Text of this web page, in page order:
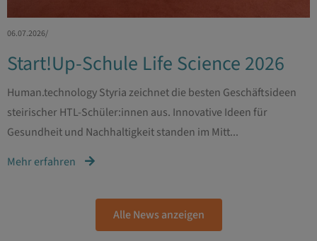
06.07.2026/
Start!Up-Schule Life Science 2026
Human.technology Styria zeichnet die besten Geschäftsideen
steirischer HTL-Schüler:innen aus. Innovative Ideen für
Gesundheit und Nachhaltigkeit standen im Mitt...
Mehr erfahren
Alle News anzeigen